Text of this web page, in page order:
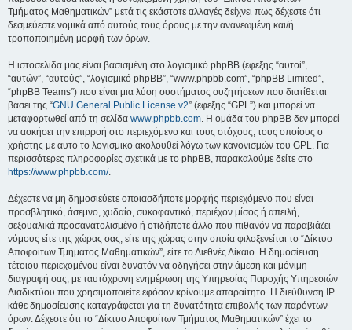
Τμήματος Μαθηματικών” μετά τις εκάστοτε αλλαγές δείχνει πως δέχεστε ότι
δεσμεύεστε νομικά από αυτούς τους όρους με την ανανεωμένη και/ή
τροποποιημένη μορφή των όρων.
Η ιστοσελίδα μας είναι βασισμένη στο λογισμικό phpBB (εφεξής “αυτοί”,
“αυτών”, “αυτούς”, “λογισμικό phpBB”, “www.phpbb.com”, “phpBB Limited”,
“phpBB Teams”) που είναι μια λύση συστήματος συζητήσεων που διατίθεται
βάσει της “GNU General Public License v2” (εφεξής “GPL”) και μπορεί να
μεταφορτωθεί από τη σελίδα www.phpbb.com. Η ομάδα του phpBB δεν μπορεί
να ασκήσει την επιρροή στο περιεχόμενο και τους στόχους, τους οποίους ο
χρήστης με αυτό το λογισμικό ακολουθεί λόγω των κανονισμών του GPL. Για
περισσότερες πληροφορίες σχετικά με το phpBB, παρακαλούμε δείτε στο
https://www.phpbb.com/.
Δέχεστε να μη δημοσιεύετε οποιασδήποτε μορφής περιεχόμενο που είναι
προσβλητικό, άσεμνο, χυδαίο, συκοφαντικό, περιέχον μίσος ή απειλή,
σεξουαλικά προσανατολισμένο ή οτιδήποτε άλλο που πιθανόν να παραβιάζει
νόμους είτε της χώρας σας, είτε της χώρας στην οποία φιλοξενείται το “Δίκτυο
Αποφοίτων Τμήματος Μαθηματικών”, είτε το Διεθνές Δίκαιο. Η δημοσίευση
τέτοιου περιεχομένου είναι δυνατόν να οδηγήσει στην άμεση και μόνιμη
διαγραφή σας, με ταυτόχρονη ενημέρωση της Υπηρεσίας Παροχής Υπηρεσιών
Διαδικτύου που χρησιμοποιείτε εφόσον κρίνουμε απαραίτητο. Η διεύθυνση IP
κάθε δημοσίευσης καταγράφεται για τη δυνατότητα επιβολής των παρόντων
όρων. Δέχεστε ότι το “Δίκτυο Αποφοίτων Τμήματος Μαθηματικών” έχει το